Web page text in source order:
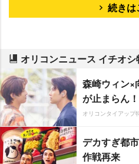
続きは
オリコンニュース イチオシ
森崎ウィン×
が止まらん！
オリコンタイアップ
デカすぎ都
作戦再来